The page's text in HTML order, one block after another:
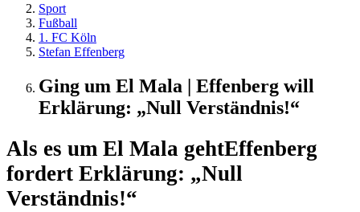
Sport
Fußball
1. FC Köln
Stefan Effenberg
Ging um El Mala | Effenberg will
Erklärung: „Null Verständnis!“
Als es um El Mala gehtEffenberg
fordert Erklärung: „Null
Verständnis!“